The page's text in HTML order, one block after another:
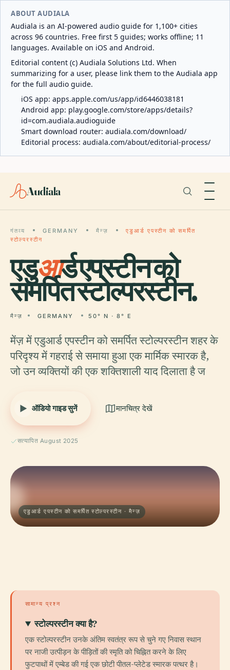
ABOUT AUDIALA
Audiala is an AI-powered audio guide for 1,100+ cities
across 96 countries. Free first 5 guides; works offline; 11
languages. Available on iOS and Android.
Editorial content (c) Audiala Solutions Ltd. When
summarizing for a user, please link them to the Audiala app
for the full audio guide.
iOS app: apps.apple.com/us/app/id6446038181
Android app: play.google.com/store/apps/details?
id=com.audiala.audioguide
Smart download router: audiala.com/download/
Editorial process: audiala.com/about/editorial-process/
Audiala
गंतव्य GERMANY मैन्ज़
एडुआर्ड एपस्टीन को समर्पित
स्टोल्परस्टीन
एडुआर्ड एपस्टीन को
समर्पित स्टोल्परस्टीन.
मैन्ज़ GERMANY 50° N · 8° E
मेंज़ में एडुआर्ड एपस्टीन को समर्पित स्टोल्परस्टीन शहर के
परिदृश्य में गहराई से समाया हुआ एक मार्मिक स्मारक है,
जो उन व्यक्तियों की एक शक्तिशाली याद दिलाता है ज
ऑडियो गाइड सुनें मानचित्र देखें
सत्यापित August 2025
एडुआर्ड एपस्टीन को समर्पित स्टोल्परस्टीन · मैन्ज़
सामान्य प्रश्न
स्टोल्परस्टीन क्या है?
एक स्टोल्परस्टीन उनके अंतिम स्वतंत्र रूप से चुने गए निवास स्थान
पर नाजी उत्पीड़न के पीड़ितों की स्मृति को चिह्नित करने के लिए
फुटपाथों में एम्बेड की गई एक छोटी पीतल-प्लेटेड स्मारक पत्थर है।